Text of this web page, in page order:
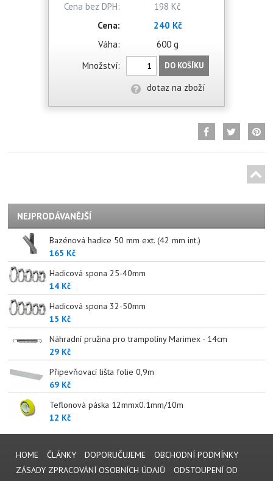
Cena bez DPH:
198 Kč
Cena:
240 Kč
Váha:
600 g
Množství:
DO KOŠÍKU
dotaz na zboží
NEJPRODÁVANĚJŠÍ
Bazénová hadice 50 mm ext. (42 mm int.)
165 Kč
Hadicová spona 25-40mm
14 Kč
Hadicová spona 32-50mm
15 Kč
Náhradní pružina pro trampolíny Marimex - 14cm
29 Kč
Připevňovací lišta folie 0,9m
69 Kč
Teflonová páska 12mmx0.1mm/10m
12 Kč
HOME ČLÁNKY DOPORUČUJEME
OBCHODNÍ PODMÍNKY
ZÁSADY ZPRACOVÁNÍ OSOBNÍCH ÚDAJŮ
ODSTOUPENÍ OD